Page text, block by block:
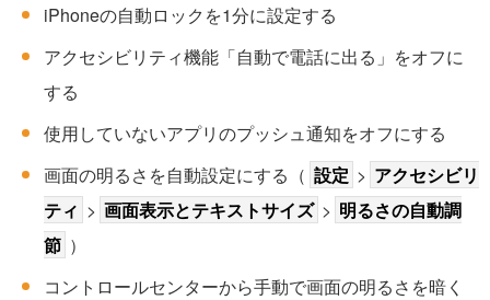
iPhoneの自動ロックを1分に設定する
アクセシビリティ機能「自動で電話に出る」をオフに
する
使用していないアプリのプッシュ通知をオフにする
画面の明るさを自動設定にする（ 設定 > アクセシビリ
ティ > 画面表示とテキストサイズ > 明るさの自動調
節 ）
コントロールセンターから手動で画面の明るさを暗く